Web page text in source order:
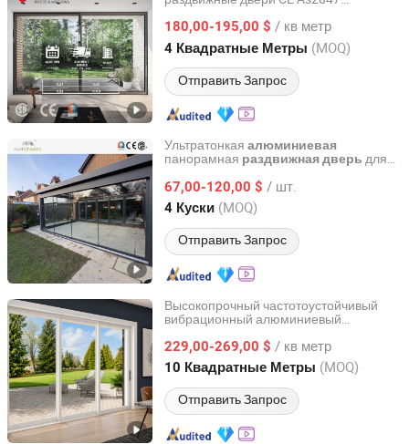
терморазрывом, двойное остекление,
алюминиевые раздвижные двери для
виллы, патио, коммерческого проекта
180,00-195,00 $ / кв метр
4 Квадратные Метры (MOQ)
Отправить Запрос
Guangdong EHE Doors&Windows Industry Co.Ltd
Guangdong, China с 2017
Ультратонкая алюминиевая
панорамная раздвижная дверь для
67,00-120,00 $ / шт.
4 Куски (MOQ)
Отправить Запрос
Foshan Multishades Group Co., Limited
Guangdong, China с 2025
Высокопрочный частотоустойчивый
вибрационный алюминиевый
229,00-269,00 $ / кв метр
10 Квадратные Метры (MOQ)
Отправить Запрос
Fujian Degao Intelligent Technology Co., Ltd.
Fujian, China с 2026